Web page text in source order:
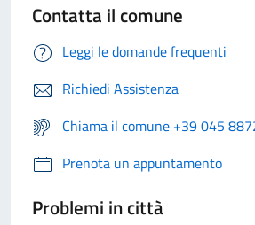
Contatta il comune
Leggi le domande frequenti
Richiedi Assistenza
Chiama il comune +39 045
Prenota un appuntamento
Problemi in città